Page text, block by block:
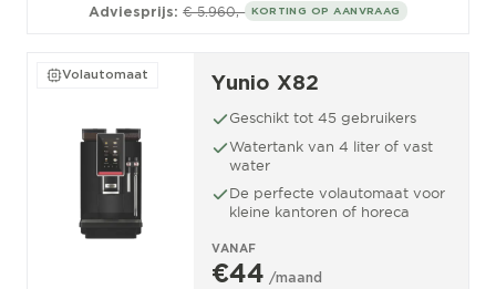
Adviesprijs: € 5.960,- KORTING OP AANVRAAG
Volautomaat Yunio X82
Geschikt tot 45 gebruikers
Watertank van 4 liter of vast
water
De perfecte volautomaat voor
kleine kantoren of horeca
VANAF
€44 /maand